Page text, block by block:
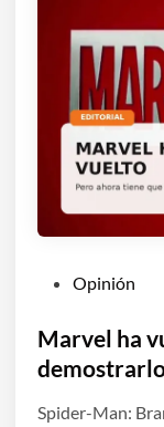
b
l
c
Opinión
Marvel ha
Spider-Man: